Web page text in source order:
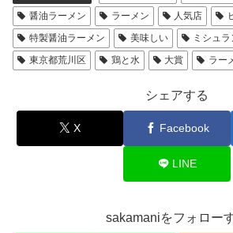
醤油ラーメン
ラーメン 人気店
特製醤油ラーメン
美味しい
ミシュ
東京都荒川区
鶏と水 大賞 ラー
シェアする
X Facebook
LINE
sakamaniをフォロー